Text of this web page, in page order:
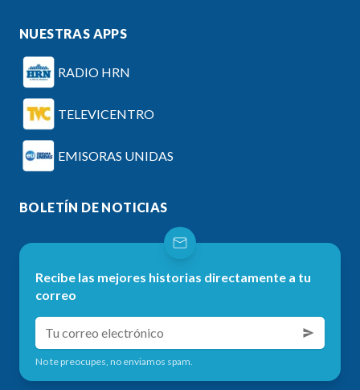
NUESTRAS APPS
RADIO HRN
TELEVICENTRO
EMISORAS UNIDAS
BOLETÍN DE NOTICIAS
Recibe las mejores historias directamente a tu
correo
No te preocupes, no enviamos spam.